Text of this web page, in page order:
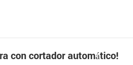
con cortador automático!